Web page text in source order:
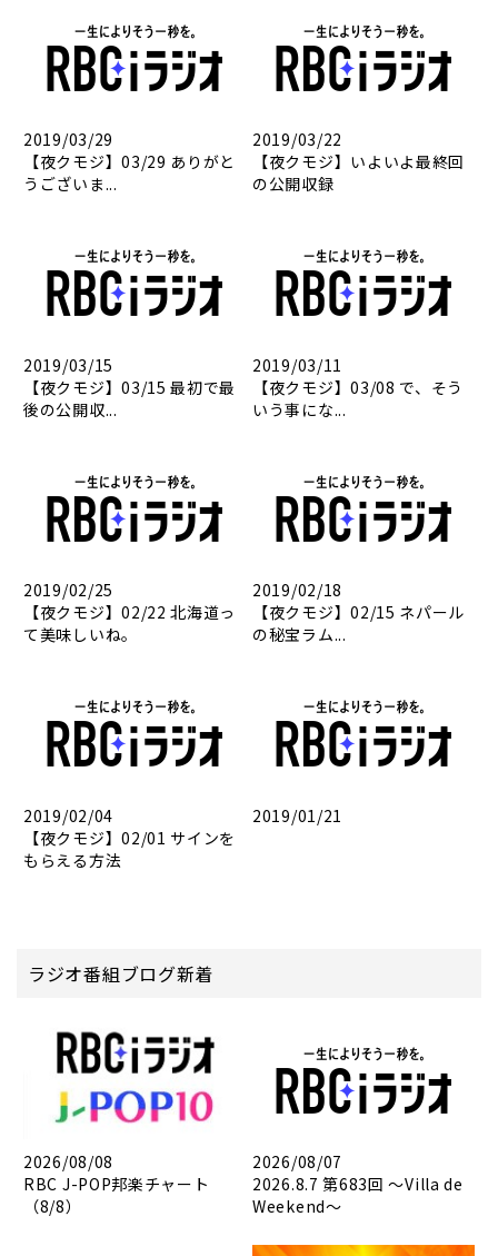
2019/03/29
【夜クモジ】03/29 ありがと
うございま...
2019/03/22
【夜クモジ】いよいよ最終回
の公開収録
2019/03/15
【夜クモジ】03/15 最初で最
後の公開収...
2019/03/11
【夜クモジ】03/08 で、そう
いう事にな...
2019/02/25
【夜クモジ】02/22 北海道っ
て美味しいね。
2019/02/18
【夜クモジ】02/15 ネパール
の秘宝ラム...
2019/02/04
【夜クモジ】02/01 サインを
もらえる方法
2019/01/21
ラジオ番組ブログ新着
2026/08/08
RBC J-POP邦楽チャート
（8/8）
2026/08/07
2026.8.7 第683回 ～Villa de
Weekend～